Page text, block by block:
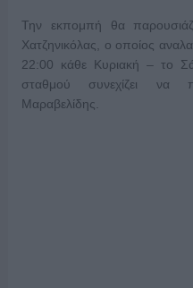
Την εκπομπή θα
Χατζηνικόλας, ο οποίος
22:00 κάθε Κυριακή – το
σταθμού συνεχίζει να
Μαραβελίδης.